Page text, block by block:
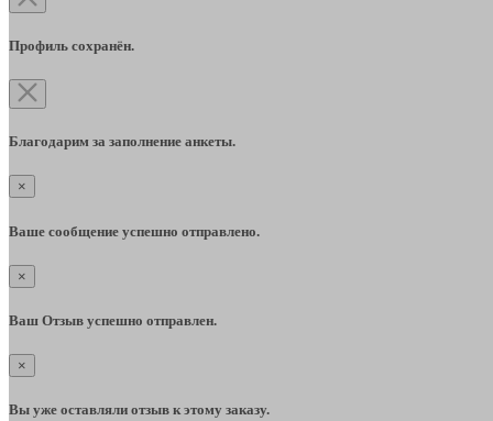
Профиль сохранён.
Благодарим за заполнение анкеты.
×
Ваше сообщение успешно отправлено.
×
Ваш Отзыв успешно отправлен.
×
Вы уже оставляли отзыв к этому заказу.